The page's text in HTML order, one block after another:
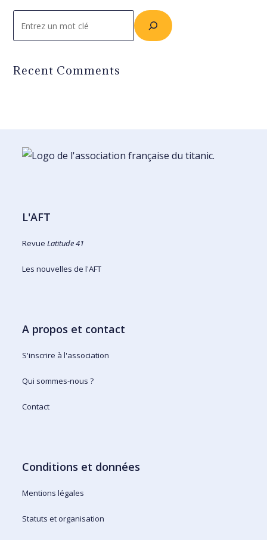
Recent Comments
L'AFT
RevueLatitude 41
Les nouvelles de l'AFT
A propos et contact
S'inscrire à l'association
Qui sommes-nous ?
Contact
Conditions et données
Mentions légales
Statuts et organisation